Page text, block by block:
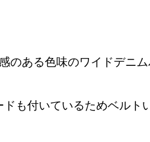
のある色味のワイドデニ
ドも付いているためベルト